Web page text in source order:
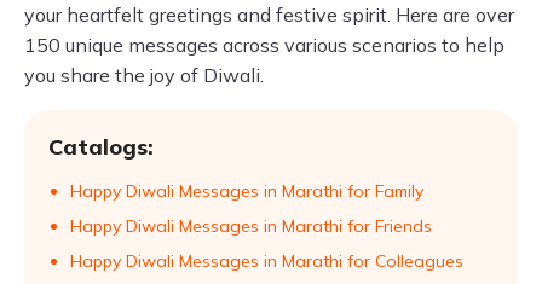
your heartfelt greetings and festive spirit. Here are over
150 unique messages across various scenarios to help
you share the joy of Diwali.
Catalogs:
Happy Diwali Messages in Marathi for Family
Happy Diwali Messages in Marathi for Friends
Happy Diwali Messages in Marathi for Colleagues